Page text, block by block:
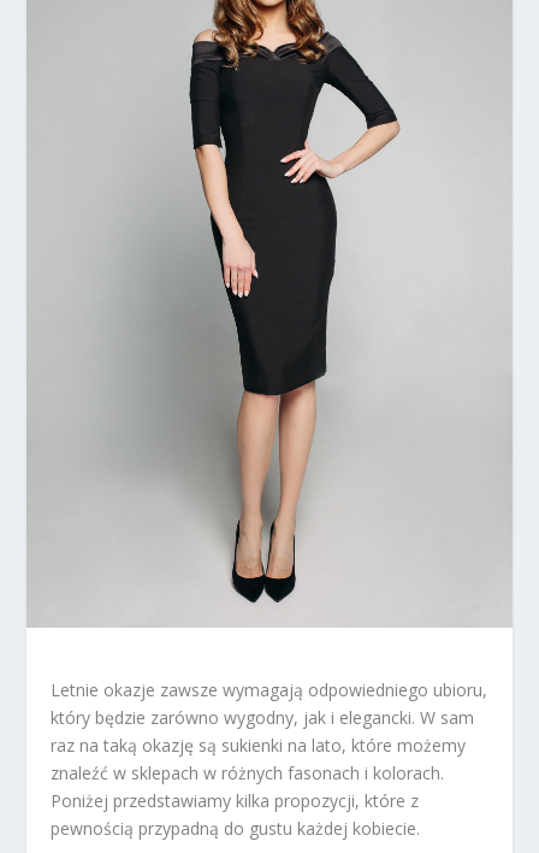
Letnie okazje zawsze wymagają odpowiedniego ubioru,
który będzie zarówno wygodny, jak i elegancki. W sam
raz na taką okazję są sukienki na lato, które możemy
znaleźć w sklepach w różnych fasonach i kolorach.
Poniżej przedstawiamy kilka propozycji, które z
pewnością przypadną do gustu każdej kobiecie.